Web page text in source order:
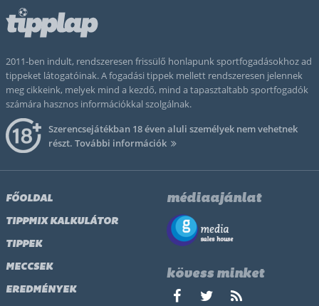
2011-ben indult, rendszeresen frissülő honlapunk sportfogadásokhoz ad
tippeket látogatóinak. A fogadási tippek mellett rendszeresen jelennek
meg cikkeink, melyek mind a kezdő, mind a tapasztaltabb sportfogadók
számára hasznos információkkal szolgálnak.
Szerencsejátékban 18 éven aluli személyek nem vehetnek
részt. További információk
FŐOLDAL
TIPPMIX KALKULÁTOR
TIPPEK
MECCSEK
EREDMÉNYEK
médiaajánlat
kövess minket